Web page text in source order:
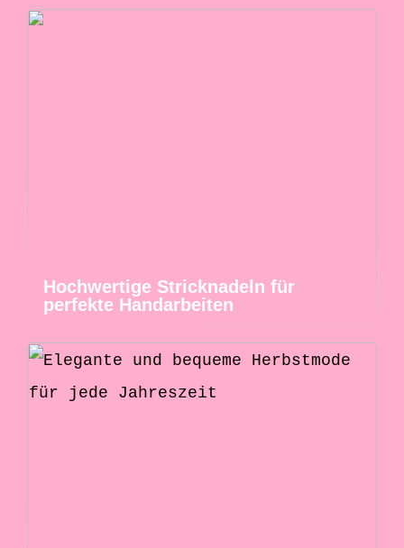
Hochwertige Stricknadeln für
perfekte Handarbeiten